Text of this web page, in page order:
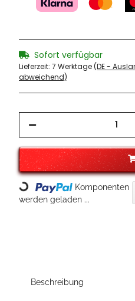
Sofort verfügbar
Lieferzeit: 7 Werktage(DE -
abweichend)
Loading...
Komponenten
werden geladen ...
Beschreibung